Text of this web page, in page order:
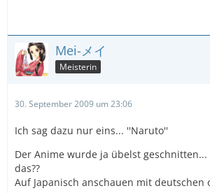
Mei-メイ
Meisterin
30. September 2009 um 23:06
Ich sag dazu nur eins... ''Naruto''
Der Anime wurde ja übelst geschnitten...
das??
Auf Japanisch anschauen mit deutschen